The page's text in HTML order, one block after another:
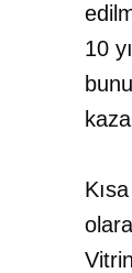
10